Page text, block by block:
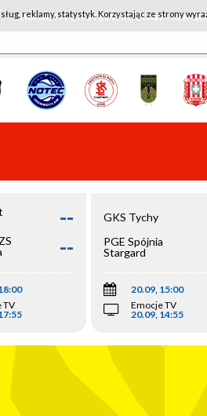
WKK ACTIVE HOTEL WROCŁAW - KSK
--
--
TV
GKS Tychy
PGE Spójnia
Stargard
20.09, 15:00
Emocje TV
20.09, 14:55
reklamy, statystyk. Korzystając ze strony